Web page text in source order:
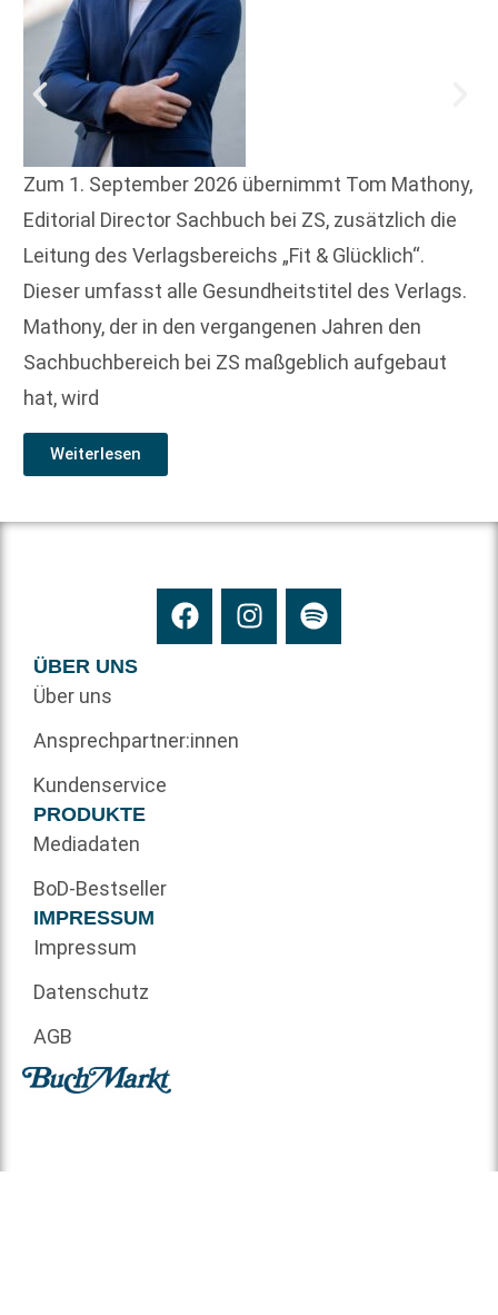
Zum 1. September 2026 übernimmt Tom Mathony,
Editorial Director Sachbuch bei ZS, zusätzlich die
Leitung des Verlagsbereichs „Fit & Glücklich“.
Dieser umfasst alle Gesundheitstitel des Verlags.
Mathony, der in den vergangenen Jahren den
Sachbuchbereich bei ZS maßgeblich aufgebaut
hat, wird
Weiterlesen
ÜBER UNS
Über uns
Ansprechpartner:innen
Kundenservice
PRODUKTE
Mediadaten
BoD-Bestseller
IMPRESSUM
Impressum
Datenschutz
AGB